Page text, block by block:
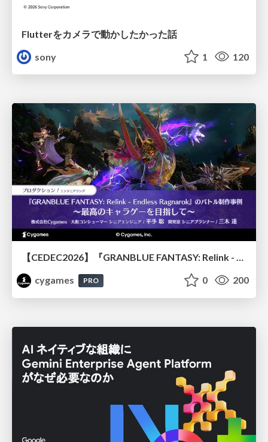
Flutterをカメラで動かしたかった話
sony
1 120
【CEDEC2026】『GRANBLUE FANTASY: Relink - Endless Ragnarok』のバトル制作事例 ～最高のキャラゲーを目指して～
cygames
PRO 0 200